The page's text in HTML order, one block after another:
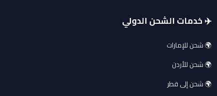
✈️ خدمات الشحن الدولي
🌍 شحن للإمارات
🌍 شحن للأردن
🌍 شحن إلى قطر